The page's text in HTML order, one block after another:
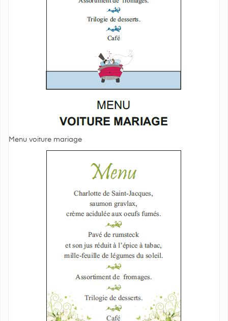
Menu voiture mariage